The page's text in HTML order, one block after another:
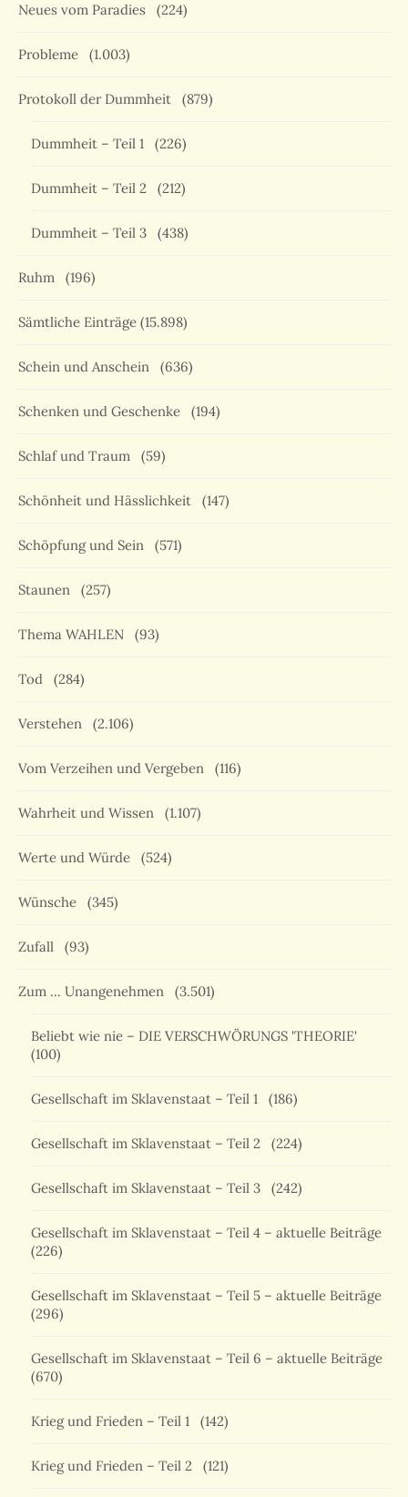
Neues vom Paradies (224)
Probleme (1.003)
Protokoll der Dummheit (879)
Dummheit – Teil 1 (226)
Dummheit – Teil 2 (212)
Dummheit – Teil 3 (438)
Ruhm (196)
Sämtliche Einträge (15.898)
Schein und Anschein (636)
Schenken und Geschenke (194)
Schlaf und Traum (59)
Schönheit und Hässlichkeit (147)
Schöpfung und Sein (571)
Staunen (257)
Thema WAHLEN (93)
Tod (284)
Verstehen (2.106)
Vom Verzeihen und Vergeben (116)
Wahrheit und Wissen (1.107)
Werte und Würde (524)
Wünsche (345)
Zufall (93)
Zum … Unangenehmen (3.501)
Beliebt wie nie – DIE VERSCHWÖRUNGS 'THEORIE'
(100)
Gesellschaft im Sklavenstaat – Teil 1 (186)
Gesellschaft im Sklavenstaat – Teil 2 (224)
Gesellschaft im Sklavenstaat – Teil 3 (242)
Gesellschaft im Sklavenstaat – Teil 4 – aktuelle Beiträge
(226)
Gesellschaft im Sklavenstaat – Teil 5 – aktuelle Beiträge
(296)
Gesellschaft im Sklavenstaat – Teil 6 – aktuelle Beiträge
(670)
Krieg und Frieden – Teil 1 (142)
Krieg und Frieden – Teil 2 (121)